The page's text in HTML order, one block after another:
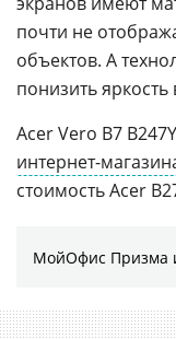
почти не
объектов. А
понизить
Acer Vero B7
интернет-
стоимость Acer
МойОфис Призма